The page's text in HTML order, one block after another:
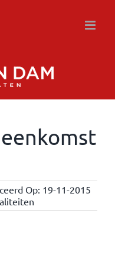
Op: 19-11-2015